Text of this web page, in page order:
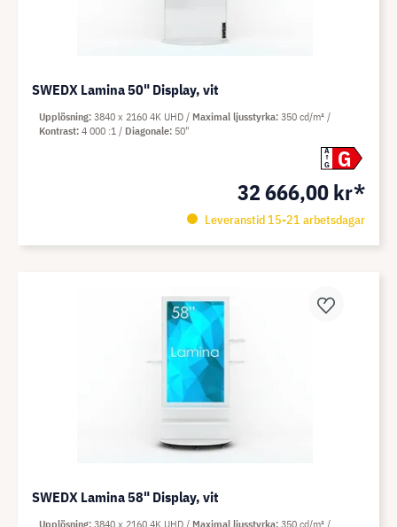
SWEDX Lamina 50" Display, vit
A
G
G
32 666,00 kr*
Leveranstid 15-21 arbetsdagar
Upplösning 3840 x 2160 4K UHD Maximal ljusstyrka 350 cd/m²
Kontrast 4 000 :1 Diagonale 50"
SWEDX Lamina 58" Display, vit
Upplösning 3840 x 2160 4K UHD Maximal ljusstyrka 350 cd/m²